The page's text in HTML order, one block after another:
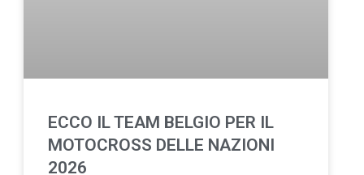
ECCO IL TEAM BELGIO PER IL
MOTOCROSS DELLE NAZIONI
2026